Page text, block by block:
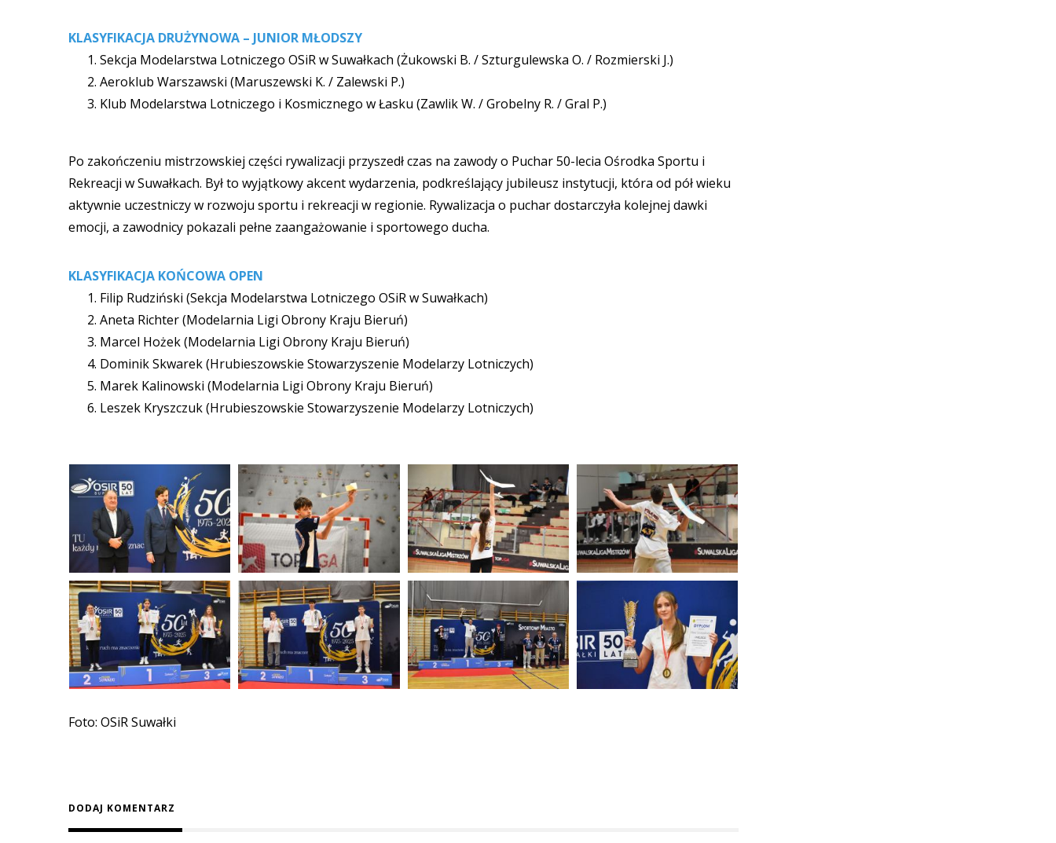
KLASYFIKACJA DRUŻYNOWA – JUNIOR MŁODSZY
Sekcja Modelarstwa Lotniczego OSiR w Suwałkach (Żukowski B. / Szturgulewska O. / Rozmierski J.)
Aeroklub Warszawski (Maruszewski K. / Zalewski P.)
Klub Modelarstwa Lotniczego i Kosmicznego w Łasku (Zawlik W. / Grobelny R. / Gral P.)
Po zakończeniu mistrzowskiej części rywalizacji przyszedł czas na zawody o Puchar 50-lecia Ośrodka Sportu i
Rekreacji w Suwałkach. Był to wyjątkowy akcent wydarzenia, podkreślający jubileusz instytucji, która od pół wieku
aktywnie uczestniczy w rozwoju sportu i rekreacji w regionie. Rywalizacja o puchar dostarczyła kolejnej dawki
emocji, a zawodnicy pokazali pełne zaangażowanie i sportowego ducha.
KLASYFIKACJA KOŃCOWA OPEN
Filip Rudziński (Sekcja Modelarstwa Lotniczego OSiR w Suwałkach)
Aneta Richter (Modelarnia Ligi Obrony Kraju Bieruń)
Marcel Hożek (Modelarnia Ligi Obrony Kraju Bieruń)
Dominik Skwarek (Hrubieszowskie Stowarzyszenie Modelarzy Lotniczych)
Marek Kalinowski (Modelarnia Ligi Obrony Kraju Bieruń)
Leszek Kryszczuk (Hrubieszowskie Stowarzyszenie Modelarzy Lotniczych)
Foto: OSiR Suwałki
DODAJ KOMENTARZ